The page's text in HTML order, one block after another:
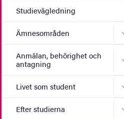
Studievägledning
Ämnesområden
Anmälan, behörighet och
antagning
Livet som student
Efter studierna